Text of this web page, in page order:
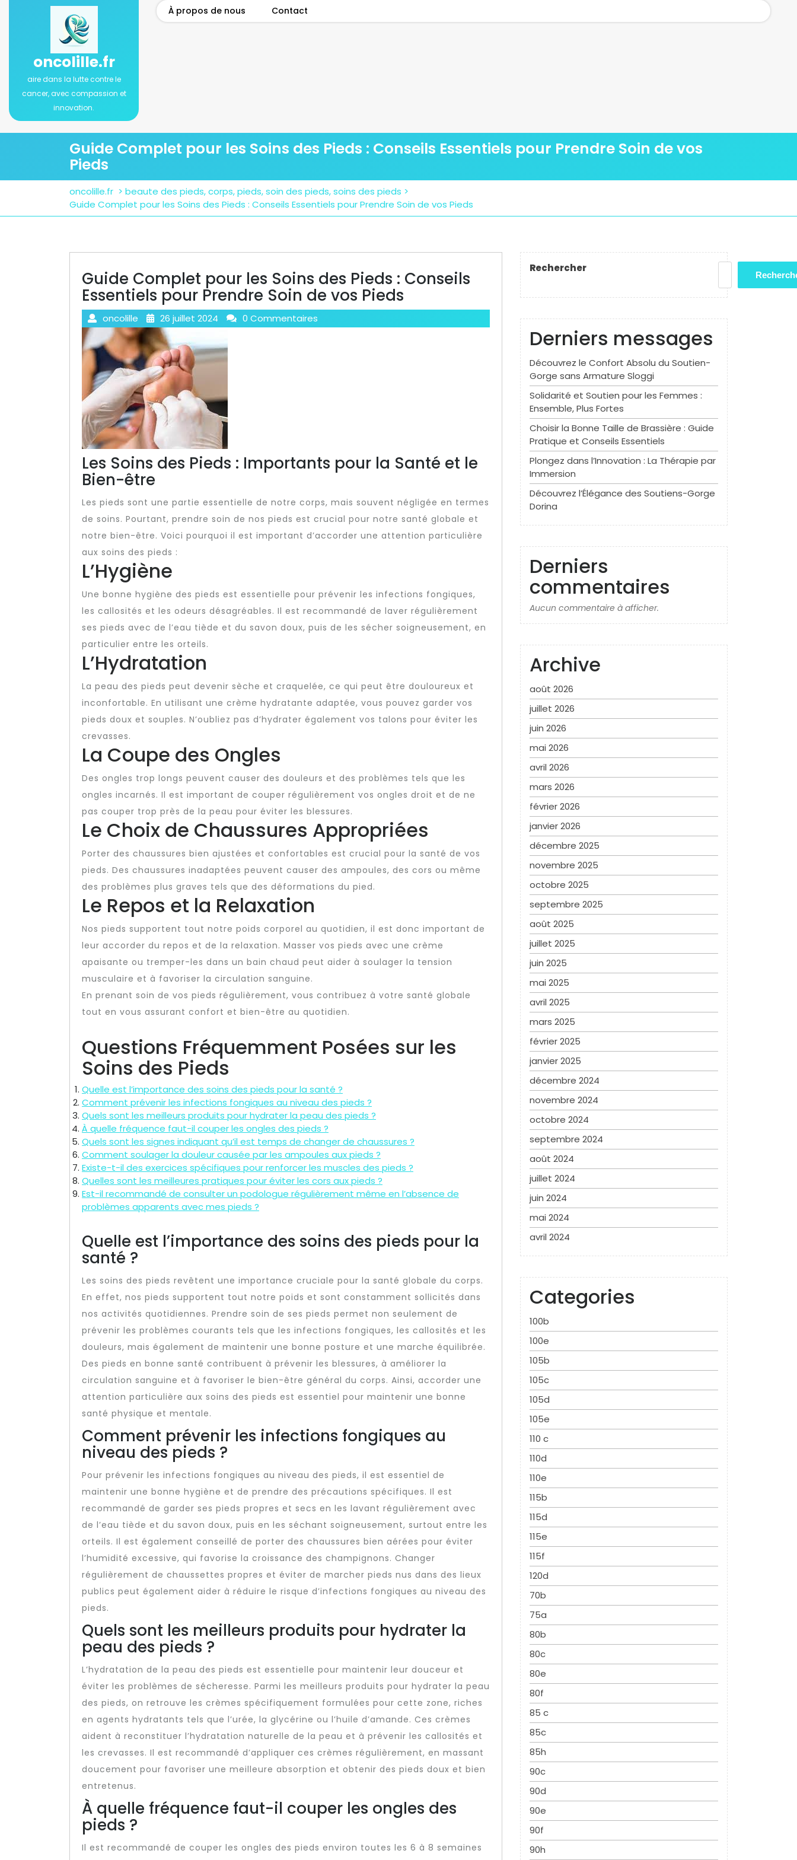
oncolille.fr
aire dans la lutte contre le
cancer, avec compassion et
innovation.
À propos de nous Contact
Guide Complet pour les Soins des Pieds : Conseils Essentiels pour Prendre Soin de vos
Pieds
oncolille.fr > beaute des pieds,corps,pieds,soin des pieds,soins des pieds >
Guide Complet pour les Soins des Pieds : Conseils Essentiels pour Prendre Soin de vos Pieds
Guide Complet pour les Soins des Pieds : Conseils
Essentiels pour Prendre Soin de vos Pieds
oncolille 26 juillet 2024 0 Commentaires
Les Soins des Pieds : Importants pour la Santé et le
Bien-être
Les pieds sont une partie essentielle de notre corps, mais souvent négligée en termes
de soins. Pourtant, prendre soin de nos pieds est crucial pour notre santé globale et
notre bien-être. Voici pourquoi il est important d’accorder une attention particulière
aux soins des pieds :
L’Hygiène
Une bonne hygiène des pieds est essentielle pour prévenir les infections fongiques,
les callosités et les odeurs désagréables. Il est recommandé de laver régulièrement
ses pieds avec de l’eau tiède et du savon doux, puis de les sécher soigneusement, en
particulier entre les orteils.
L’Hydratation
La peau des pieds peut devenir sèche et craquelée, ce qui peut être douloureux et
inconfortable. En utilisant une crème hydratante adaptée, vous pouvez garder vos
pieds doux et souples. N’oubliez pas d’hydrater également vos talons pour éviter les
crevasses.
La Coupe des Ongles
Des ongles trop longs peuvent causer des douleurs et des problèmes tels que les
ongles incarnés. Il est important de couper régulièrement vos ongles droit et de ne
pas couper trop près de la peau pour éviter les blessures.
Le Choix de Chaussures Appropriées
Porter des chaussures bien ajustées et confortables est crucial pour la santé de vos
pieds. Des chaussures inadaptées peuvent causer des ampoules, des cors ou même
des problèmes plus graves tels que des déformations du pied.
Le Repos et la Relaxation
Nos pieds supportent tout notre poids corporel au quotidien, il est donc important de
leur accorder du repos et de la relaxation. Masser vos pieds avec une crème
apaisante ou tremper-les dans un bain chaud peut aider à soulager la tension
musculaire et à favoriser la circulation sanguine.
En prenant soin de vos pieds régulièrement, vous contribuez à votre santé globale
tout en vous assurant confort et bien-être au quotidien.
Questions Fréquemment Posées sur les
Soins des Pieds
Quelle est l’importance des soins des pieds pour la santé ?
Comment prévenir les infections fongiques au niveau des pieds ?
Quels sont les meilleurs produits pour hydrater la peau des pieds ?
À quelle fréquence faut-il couper les ongles des pieds ?
Quels sont les signes indiquant qu’il est temps de changer de chaussures ?
Comment soulager la douleur causée par les ampoules aux pieds ?
Existe-t-il des exercices spécifiques pour renforcer les muscles des pieds ?
Quelles sont les meilleures pratiques pour éviter les cors aux pieds ?
Est-il recommandé de consulter un podologue régulièrement même en l’absence de
problèmes apparents avec mes pieds ?
Quelle est l’importance des soins des pieds pour la
santé ?
Les soins des pieds revêtent une importance cruciale pour la santé globale du corps.
En effet, nos pieds supportent tout notre poids et sont constamment sollicités dans
nos activités quotidiennes. Prendre soin de ses pieds permet non seulement de
prévenir les problèmes courants tels que les infections fongiques, les callosités et les
douleurs, mais également de maintenir une bonne posture et une marche équilibrée.
Des pieds en bonne santé contribuent à prévenir les blessures, à améliorer la
circulation sanguine et à favoriser le bien-être général du corps. Ainsi, accorder une
attention particulière aux soins des pieds est essentiel pour maintenir une bonne
santé physique et mentale.
Comment prévenir les infections fongiques au
niveau des pieds ?
Pour prévenir les infections fongiques au niveau des pieds, il est essentiel de
maintenir une bonne hygiène et de prendre des précautions spécifiques. Il est
recommandé de garder ses pieds propres et secs en les lavant régulièrement avec
de l’eau tiède et du savon doux, puis en les séchant soigneusement, surtout entre les
orteils. Il est également conseillé de porter des chaussures bien aérées pour éviter
l’humidité excessive, qui favorise la croissance des champignons. Changer
régulièrement de chaussettes propres et éviter de marcher pieds nus dans des lieux
publics peut également aider à réduire le risque d’infections fongiques au niveau des
pieds.
Quels sont les meilleurs produits pour hydrater la
peau des pieds ?
L’hydratation de la peau des pieds est essentielle pour maintenir leur douceur et
éviter les problèmes de sécheresse. Parmi les meilleurs produits pour hydrater la peau
des pieds, on retrouve les crèmes spécifiquement formulées pour cette zone, riches
en agents hydratants tels que l’urée, la glycérine ou l’huile d’amande. Ces crèmes
aident à reconstituer l’hydratation naturelle de la peau et à prévenir les callosités et
les crevasses. Il est recommandé d’appliquer ces crèmes régulièrement, en massant
doucement pour favoriser une meilleure absorption et obtenir des pieds doux et bien
entretenus.
À quelle fréquence faut-il couper les ongles des
pieds ?
Il est recommandé de couper les ongles des pieds environ toutes les 6 à 8 semaines
Rechercher
Derniers messages
Découvrez le Confort Absolu du Soutien-
Gorge sans Armature Sloggi
Solidarité et Soutien pour les Femmes :
Ensemble, Plus Fortes
Choisir la Bonne Taille de Brassière : Guide
Pratique et Conseils Essentiels
Plongez dans l’Innovation : La Thérapie par
Immersion
Découvrez l’Élégance des Soutiens-Gorge
Dorina
Derniers
commentaires
Aucun commentaire à afficher.
Archive
août 2026
juillet 2026
juin 2026
mai 2026
avril 2026
mars 2026
février 2026
janvier 2026
décembre 2025
novembre 2025
octobre 2025
septembre 2025
août 2025
juillet 2025
juin 2025
mai 2025
avril 2025
mars 2025
février 2025
janvier 2025
décembre 2024
novembre 2024
octobre 2024
septembre 2024
août 2024
juillet 2024
juin 2024
mai 2024
avril 2024
Categories
100b
100e
105b
105c
105d
105e
110 c
110d
110e
115b
115d
115e
115f
120d
70b
75a
80b
80c
80e
80f
85 c
85c
85h
90c
90d
90e
90f
90h